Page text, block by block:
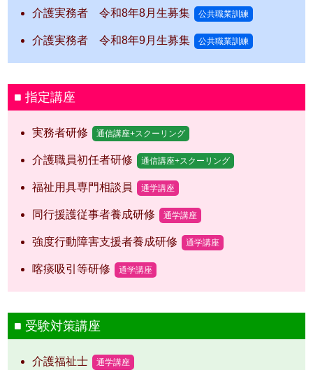
介護実務者 令和8年8月生募集 公共職業訓練
介護実務者 令和8年9月生募集 公共職業訓練
指定講座
実務者研修 通信講座+スクーリング
介護職員初任者研修 通信講座+スクーリング
福祉用具専門相談員 通学講座
同行援護従事者養成研修 通学講座
強度行動障害支援者養成研修 通学講座
喀痰吸引等研修 通学講座
受験対策講座
介護福祉士 通学講座